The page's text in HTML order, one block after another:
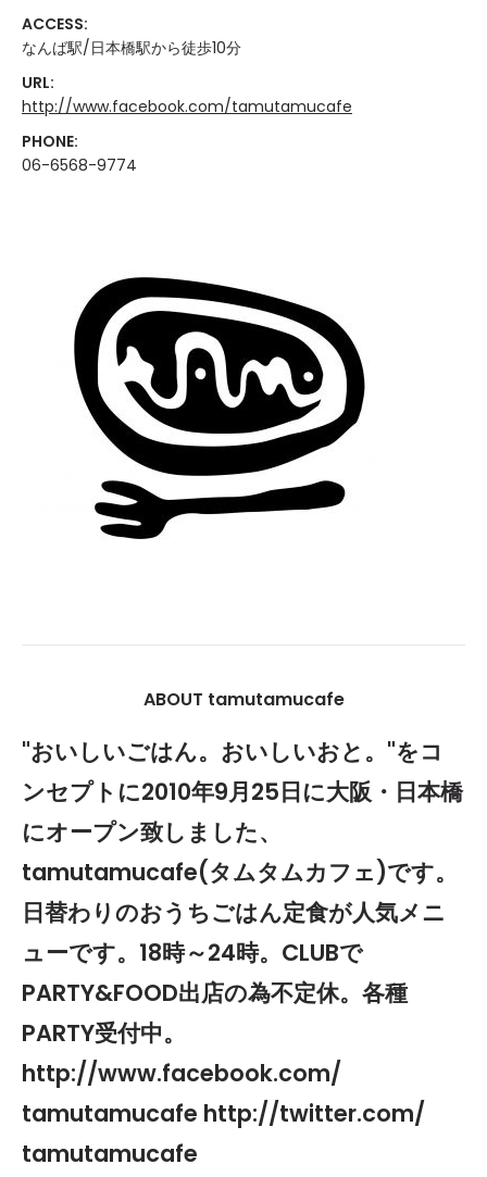
ACCESS:
なんば駅/日本橋駅から徒歩10分
URL:
http://www.facebook.com/tamutamucafe
PHONE:
06-6568-9774
ABOUT tamutamucafe
"おいしいごはん。おいしいおと。"をコ
ンセプトに2010年9月25日に大阪・日本橋
にオープン致しました、
tamutamucafe(タムタムカフェ)です。
日替わりのおうちごはん定食が人気メニ
ューです。18時～24時。CLUBで
PARTY&FOOD出店の為不定休。各種
PARTY受付中。
http://www.facebook.com/
tamutamucafe http://twitter.com/
tamutamucafe